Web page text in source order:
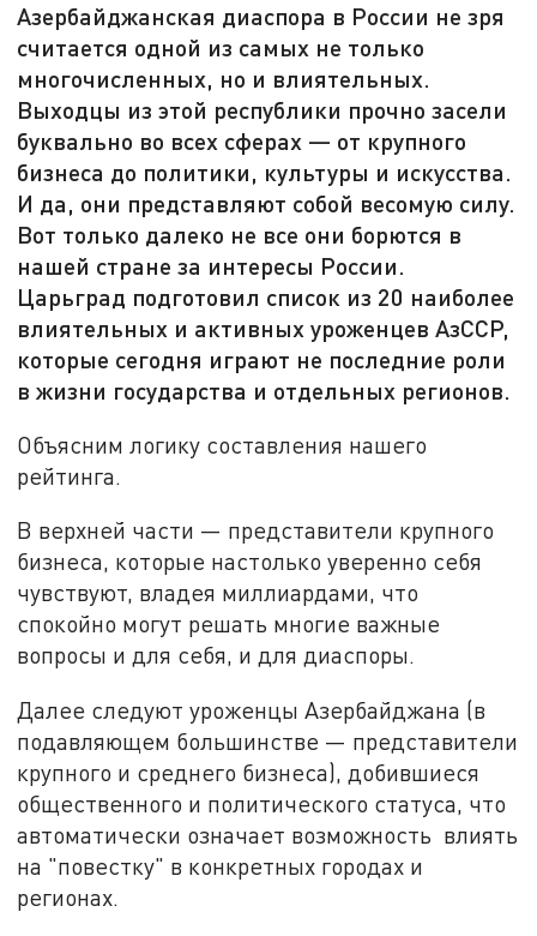
Азербайджанская диаспора в России не зря
считается одной из самых не только
многочисленных, но и влиятельных.
Выходцы из этой республики прочно засели
буквально во всех сферах — от крупного
бизнеса до политики, культуры и искусства.
И да, они представляют собой весомую силу.
Вот только далеко не все они борются в
нашей стране за интересы России.
Царьград подготовил список из 20 наиболее
влиятельных и активных уроженцев АзССР,
которые сегодня играют не последние роли
в жизни государства и отдельных регионов.
Объясним логику составления нашего
рейтинга.
В верхней части — представители крупного
бизнеса, которые настолько уверенно себя
чувствуют, владея миллиардами, что
спокойно могут решать многие важные
вопросы и для себя, и для диаспоры.
Далее следуют уроженцы Азербайджана (в
подавляющем большинстве — представители
крупного и среднего бизнеса), добившиеся
общественного и политического статуса, что
автоматически означает возможность влиять
на "повестку" в конкретных городах и
регионах.